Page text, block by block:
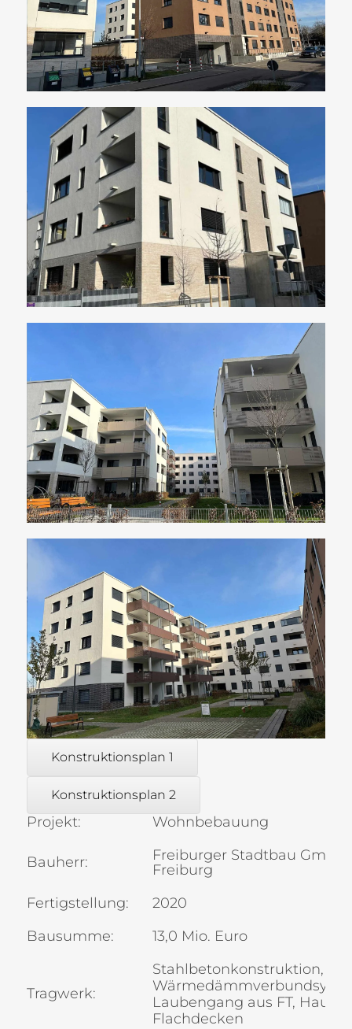
Konstruktionsplan 1
Konstruktionsplan 2
Projekt: Wohnbebauung
Bauherr:
Freiburger Stadtbau
Freiburg
Fertigstellung:
2020
Bausumme:
13,0 Mio. Euro
Tragwerk:
Stahlbetonkonstruktion,
Laubengang aus FT, Haus
Flachdecken